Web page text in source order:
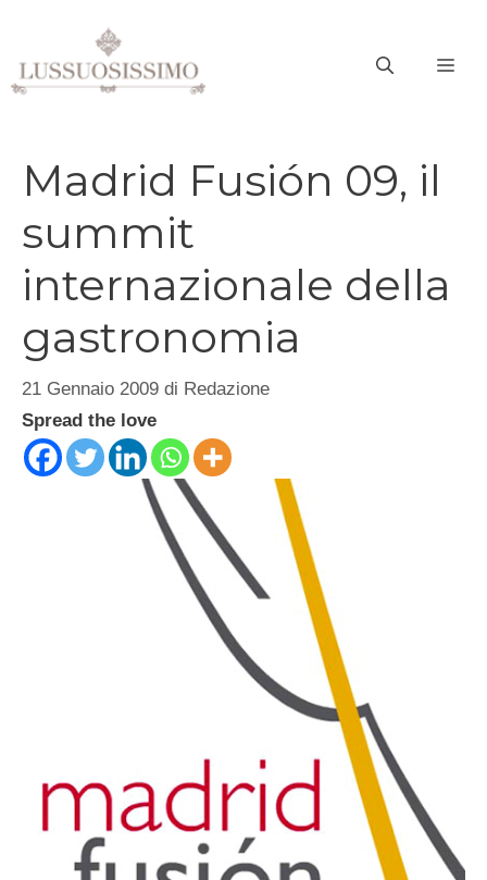
contenuto
Madrid Fusión 09, il
summit
internazionale della
gastronomia
21 Gennaio 2009 di Redazione
Spread the love